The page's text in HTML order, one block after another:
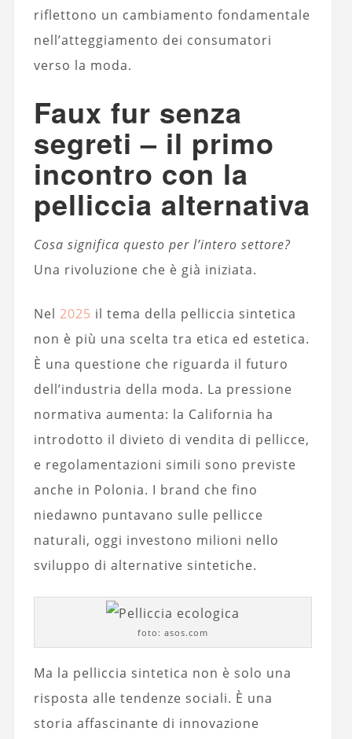
riflettono un cambiamento fondamentale
nell’atteggiamento dei consumatori
verso la moda.
Faux fur senza
segreti – il primo
incontro con la
pelliccia alternativa
Cosa significa questo per l’intero settore?
Una rivoluzione che è già iniziata.
Nel 2025 il tema della pelliccia sintetica
non è più una scelta tra etica ed estetica.
È una questione che riguarda il futuro
dell’industria della moda. La pressione
normativa aumenta: la California ha
introdotto il divieto di vendita di pellicce,
e regolamentazioni simili sono previste
anche in Polonia. I brand che fino
niedawno puntavano sulle pellicce
naturali, oggi investono milioni nello
sviluppo di alternative sintetiche.
foto: asos.com
Ma la pelliccia sintetica non è solo una
risposta alle tendenze sociali. È una
storia affascinante di innovazione